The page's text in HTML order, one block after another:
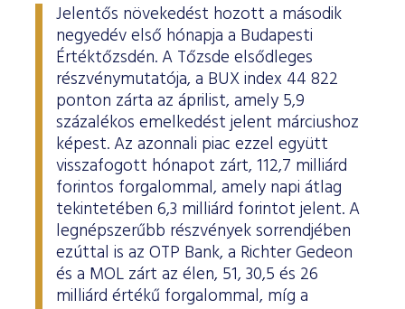
Jelentős növekedést hozott a második
negyedév első hónapja a Budapesti
Értéktőzsdén. A Tőzsde elsődleges
részvénymutatója, a BUX index 44 822
ponton zárta az áprilist, amely 5,9
százalékos emelkedést jelent márciushoz
képest. Az azonnali piac ezzel együtt
visszafogott hónapot zárt, 112,7 milliárd
forintos forgalommal, amely napi átlag
tekintetében 6,3 milliárd forintot jelent. A
legnépszerűbb részvények sorrendjében
ezúttal is az OTP Bank, a Richter Gedeon
és a MOL zárt az élen, 51, 30,5 és 26
milliárd értékű forgalommal, míg a